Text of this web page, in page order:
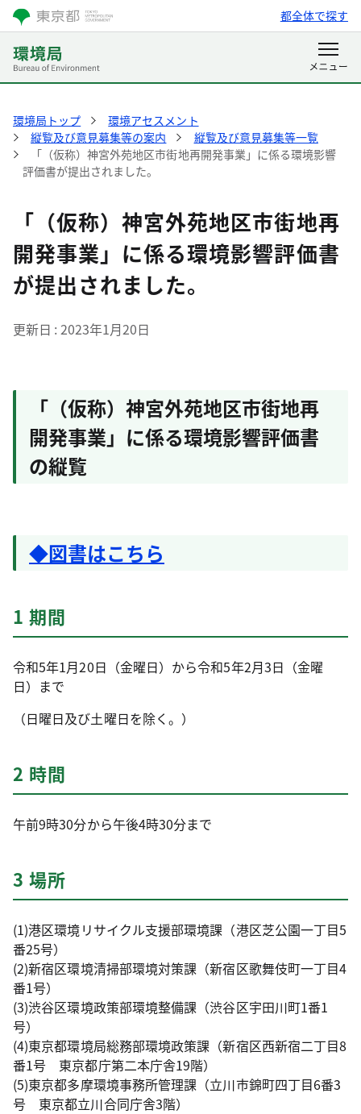
都全体で探す
環境局トップ
環境アセスメント
縦覧及び意見募集等の案内
縦覧及び意見募集等一覧
「（仮称）神宮外苑地区市街地再開発事業」に係る環境影響
評価書が提出されました。
「（仮称）神宮外苑地区市街地再
開発事業」に係る環境影響評価書
が提出されました。
更新日 2023年1月20日
「（仮称）神宮外苑地区市街地再
開発事業」に係る環境影響評価書
の縦覧
◆図書はこちら
1 期間
令和5年1月20日（金曜日）から令和5年2月3日（金曜
日）まで
（日曜日及び土曜日を除く。）
2 時間
午前9時30分から午後4時30分まで
3 場所
(1)港区環境リサイクル支援部環境課（港区芝公園一丁目5
番25号）
(2)新宿区環境清掃部環境対策課（新宿区歌舞伎町一丁目4
番1号）
(3)渋谷区環境政策部環境整備課（渋谷区宇田川町1番1
号）
(4)東京都環境局総務部環境政策課（新宿区西新宿二丁目8
番1号 東京都庁第二本庁舎19階）
(5)東京都多摩環境事務所管理課（立川市錦町四丁目6番3
号 東京都立川合同庁舎3階）